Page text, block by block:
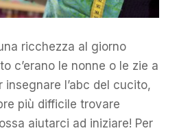
ricchezza al giorno
c’erano le nonne o le zie a
insegnare l’abc del cucito,
più difficile trovare
aiutarci ad iniziare! Per